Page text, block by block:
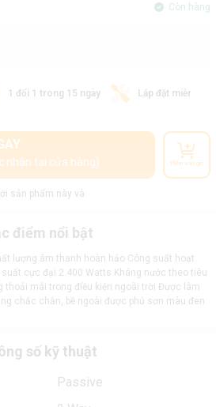
Còn hàng
1 đổi 1 trong 15 ngày Lắp đặt miễn phí
nhận tại cửa hàng) Thêm vào giỏ
sản phẩm này và
điểm nổi bật
lượng âm thanh hoàn hảo Công suất hoạt
cực đại 2.400 Watts Kháng nước theo tiêu
thoải mái trong điều kiện ngoài trời Được làm
chắc chắn, bề ngoài được phủ sơn màu đen
số kỹ thuật
Passive